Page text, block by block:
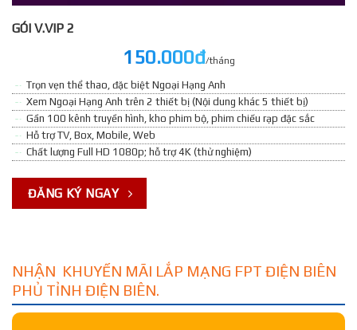
GÓI V.VIP 2
150.000đ/tháng
Trọn vẹn thể thao, đặc biệt Ngoại Hạng Anh
Xem Ngoại Hạng Anh trên 2 thiết bị (Nội dung khác 5 thiết bị)
Gần 100 kênh truyền hình, kho phim bộ, phim chiếu rạp đặc sắc
Hỗ trợ TV, Box, Mobile, Web
Chất lượng Full HD 1080p; hỗ trợ 4K (thử nghiệm)
ĐĂNG KÝ NGAY
NHẬN KHUYẾN MÃI LẮP MẠNG FPT ĐIỆN BIÊN
PHỦ TỈNH ĐIỆN BIÊN.